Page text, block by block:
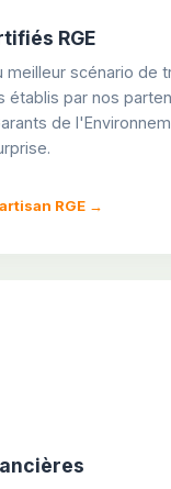
RGE
meilleur scénario de
établis par nos
de
RGE →